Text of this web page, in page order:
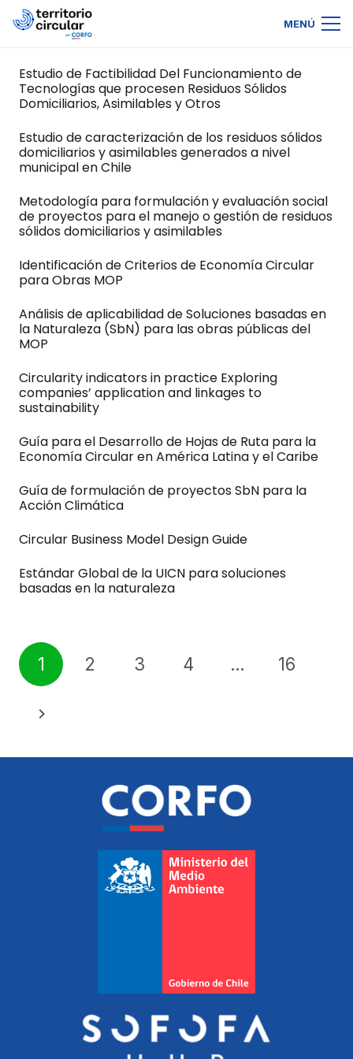
MENÚ
Estudio de Factibilidad Del Funcionamiento de
Tecnologías que procesen Residuos Sólidos
Domiciliarios, Asimilables y Otros
Estudio de caracterización de los residuos sólidos
domiciliarios y asimilables generados a nivel
municipal en Chile
Metodología para formulación y evaluación social
de proyectos para el manejo o gestión de residuos
sólidos domiciliarios y asimilables
Identificación de Criterios de Economía Circular
para Obras MOP
Análisis de aplicabilidad de Soluciones basadas en
la Naturaleza (SbN) para las obras públicas del
MOP
Circularity indicators in practice Exploring
companies’ application and linkages to
sustainability
Guía para el Desarrollo de Hojas de Ruta para la
Economía Circular en América Latina y el Caribe
Guía de formulación de proyectos SbN para la
Acción Climática
Circular Business Model Design Guide
Estándar Global de la UICN para soluciones
basadas en la naturaleza
1 2 3 4 … 16